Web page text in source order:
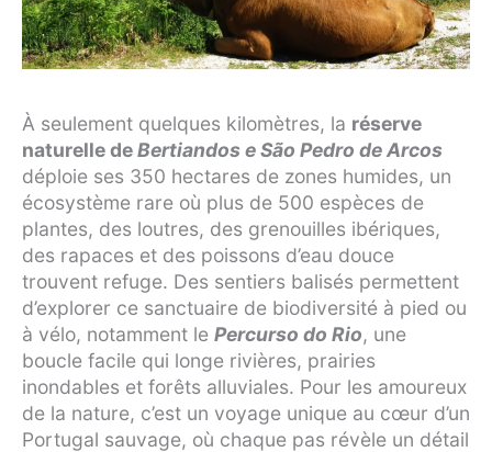
À seulement quelques kilomètres, la réserve
naturelle deBertiandos e São Pedro de Arcos
déploie ses 350 hectares de zones humides, un
écosystème rare où plus de 500 espèces de
plantes, des loutres, des grenouilles ibériques,
des rapaces et des poissons d’eau douce
trouvent refuge. Des sentiers balisés permettent
d’explorer ce sanctuaire de biodiversité à pied ou
à vélo, notamment le Percurso do Rio, une
boucle facile qui longe rivières, prairies
inondables et forêts alluviales. Pour les amoureux
de la nature, c’est un voyage unique au cœur d’un
Portugal sauvage, où chaque pas révèle un détail